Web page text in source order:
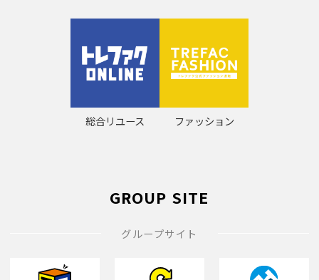
総合リユース ファッション
GROUP SITE
グループサイト